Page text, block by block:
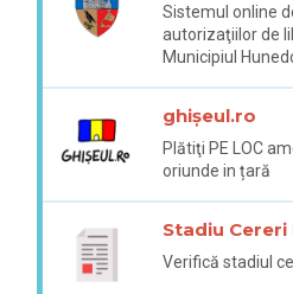
Sistemul online
autorizaţiilor de
Municipiul
ghișeul.ro
Plătiţi PE LOC
oriunde in țară
Stadiu Cereri
Verifică stadiul